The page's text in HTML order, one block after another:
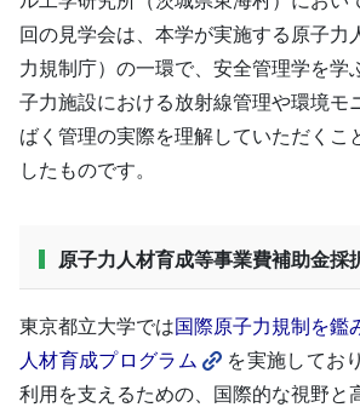
回の見学会は、本学が実施する原子力
力規制庁）の一環で、安全管理学を学
子力施設における放射線管理や環境モ
ばく管理の実際を理解していただくこ
したものです。
原子力人材育成等事業費補助金採
東京都立大学では国際原子力規制を鑑
人材育成プログラム
を実施してお
利用を支えるための、国際的な視野と